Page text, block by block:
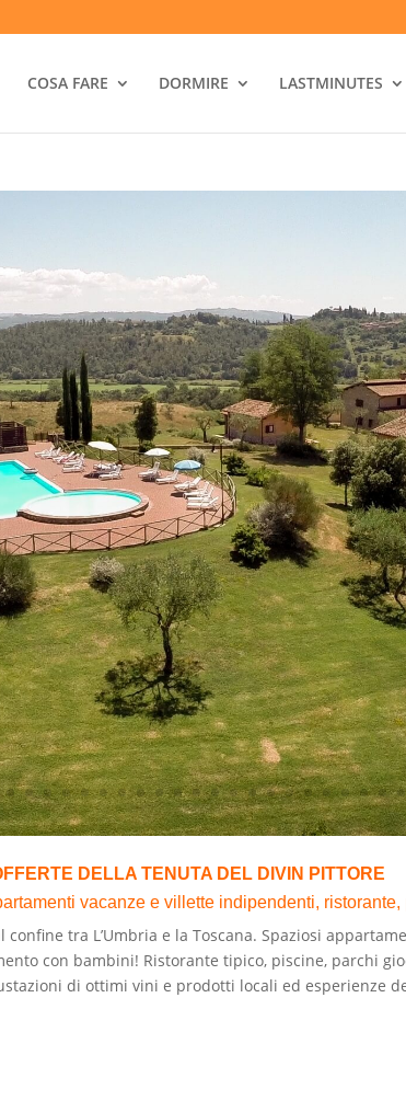
COSA FARE DORMIRE LASTMINUTES
DELLA TENUTA DEL DIVIN PITTORE
vacanze e villette indipendenti,
tra L’Umbria e la Toscana. Spaziosi
con bambini! Ristorante tipico, piscine, parchi
di ottimi vini e prodotti locali ed esperienze